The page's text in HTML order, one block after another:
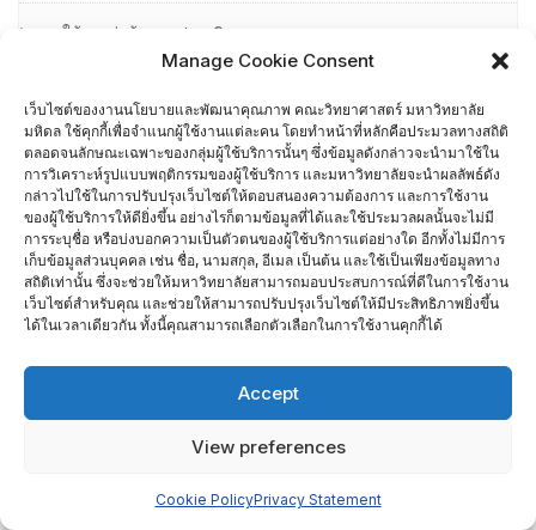
Manage Cookie Consent
เว็บไซต์ของงานนโยบายและพัฒนาคุณภาพ คณะวิทยาศาสตร์ มหาวิทยาลัย
มหิดล ใช้คุกกี้เพื่อจำแนกผู้ใช้งานแต่ละคน โดยทำหน้าที่หลักคือประมวลทางสถิติ
ตลอดจนลักษณะเฉพาะของกลุ่มผู้ใช้บริการนั้นๆ ซึ่งข้อมูลดังกล่าวจะนำมาใช้ใน
การวิเคราะห์รูปแบบพฤติกรรมของผู้ใช้บริการ และมหาวิทยาลัยจะนำผลลัพธ์ดัง
กล่าวไปใช้ในการปรับปรุงเว็บไซต์ให้ตอบสนองความต้องการ และการใช้งาน
ของผู้ใช้บริการให้ดียิ่งขึ้น อย่างไรก็ตามข้อมูลที่ได้และใช้ประมวลผลนั้นจะไม่มี
การระบุชื่อ หรือบ่งบอกความเป็นตัวตนของผู้ใช้บริการแต่อย่างใด อีกทั้งไม่มีการ
เก็บข้อมูลส่วนบุคคล เช่น ชื่อ, นามสกุล, อีเมล เป็นต้น และใช้เป็นเพียงข้อมูลทาง
สถิติเท่านั้น ซึ่งจะช่วยให้มหาวิทยาลัยสามารถมอบประสบการณ์ที่ดีในการใช้งาน
เว็บไซต์สำหรับคุณ และช่วยให้สามารถปรับปรุงเว็บไซต์ให้มีประสิทธิภาพยิ่งขึ้น
ได้ในเวลาเดียวกัน ทั้งนี้คุณสามารถเลือกตัวเลือกในการใช้งานคุกกี้ได้
Accept
View preferences
Cookie PolicyPrivacy Statement
การให้คุณค่าผู้ตรวจประเมิน
โครงการสัมมนาระดมความคิดเพื่อปรับปรุงแผนกลยุทธ์และการ
ดำเนินงานของคณะวิทยาศาสตร์ มหาวิทยาลัยมหิดล ประจำปี
พ.ศ. 2564
ข้อกำหนดและแผนการรับตรวจประเมินหลักสูตร ตามเกณฑ์ AUN-
QA ประจำปีงบประมาณ พ.ศ.2564